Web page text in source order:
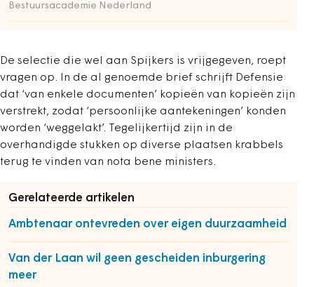
Bestuursacademie Nederland
De selectie die wel aan Spijkers is vrijgegeven, roept
vragen op. In de al genoemde brief schrijft Defensie
dat ‘van enkele documenten’ kopieën van kopieën zijn
verstrekt, zodat ‘persoonlijke aantekeningen’ konden
worden ‘weggelakt’. Tegelijkertijd zijn in de
overhandigde stukken op diverse plaatsen krabbels
terug te vinden van nota bene ministers.
Gerelateerde artikelen
Ambtenaar ontevreden over eigen duurzaamheid
Van der Laan wil geen gescheiden inburgering
meer